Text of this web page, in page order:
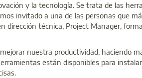
y la tecnología. Se trata de las
invitado a una de las personas que
dirección técnica, Project Manager,
nuestra productividad, haciendo
están disponibles para